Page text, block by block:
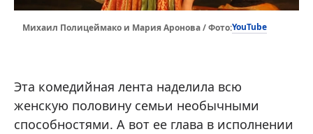
Михаил Полицеймако и Мария Аронова / Фото:YouTube
Эта комедийная лента наделила всю
женскую половину семьи необычными
способностями. А вот ее глава в исполнении